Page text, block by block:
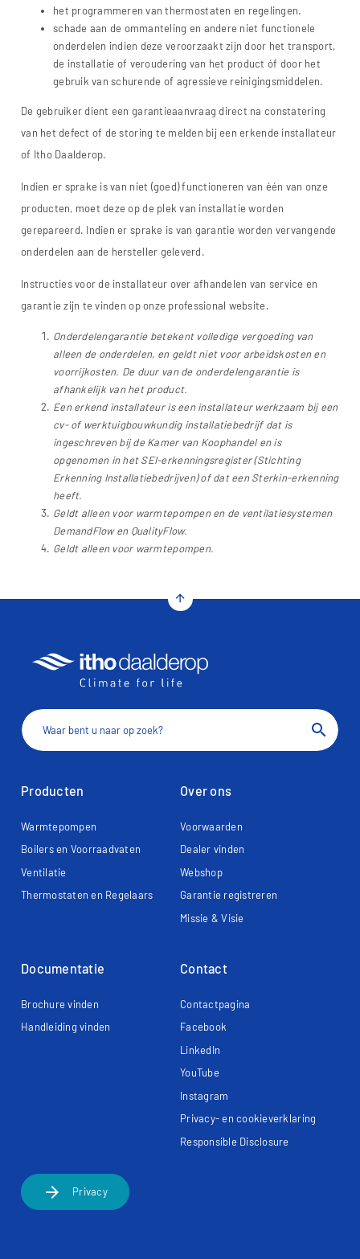
het programmeren van thermostaten en regelingen.
schade aan de ommanteling en andere niet functionele
onderdelen indien deze veroorzaakt zijn door het transport,
de installatie of veroudering van het product óf door het
gebruik van schurende of agressieve reinigingsmiddelen.
De gebruiker dient een garantieaanvraag direct na constatering
van het defect of de storing te melden bij een erkende installateur
of Itho Daalderop.
Indien er sprake is van niet (goed) functioneren van één van onze
producten, moet deze op de plek van installatie worden
gerepareerd. Indien er sprake is van garantie worden vervangende
onderdelen aan de hersteller geleverd.
Instructies voor de installateur over afhandelen van service en
garantie zijn te vinden op onze professional website.
Onderdelengarantie betekent volledige vergoeding van
alleen de onderdelen, en geldt niet voor arbeidskosten en
voorrijkosten. De duur van de onderdelengarantie is
afhankelijk van het product.
Een erkend installateur is een installateur werkzaam bij een
cv- of werktuigbouwkundig installatiebedrijf dat is
ingeschreven bij de Kamer van Koophandel en is
opgenomen in het SEI-erkenningsregister (Stichting
Erkenning Installatiebedrijven) of dat een Sterkin-erkenning
heeft.
Geldt alleen voor warmtepompen en de ventilatiesystemen
DemandFlow en QualityFlow.
Geldt alleen voor warmtepompen.
arrow_upward
search
Producten
Warmtepompen
Boilers en Voorraadvaten
Ventilatie
Thermostaten en Regelaars
Over ons
Voorwaarden
Dealer vinden
Webshop
Garantie registreren
Missie & Visie
Documentatie
Brochure vinden
Handleiding vinden
Contact
Contactpagina
Facebook
LinkedIn
YouTube
Instagram
Privacy- en cookieverklaring
Responsible Disclosure
arrow_forward Privacy